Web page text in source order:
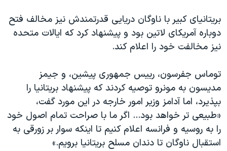
بریتانیای کبیر با ناوگان دریایی قدرتمندش نیز مخالف فتح
دوباره آمریکای لاتین بود و پیشنهاد کرد که ایالات متحده
نیز مخالفت خود را اعلام کند.
توماس جفرسون، رییس جمهوری پیشین، و جیمز
مدیسون به مونرو توصیه کردند که پیشنهاد بریتانیا را
بپذیرد، اما آدامز وزیر امور خارجه در این مورد گفت،
«طبیعی تر خواهد بود... اگر ما با صراحت تمام اصول خود
را به روسیه و فرانسه اعلام کنیم تا اینکه سوار بر زورقی به
استقبال ناوگان تا دندان مسلح بریتانیا برویم.»